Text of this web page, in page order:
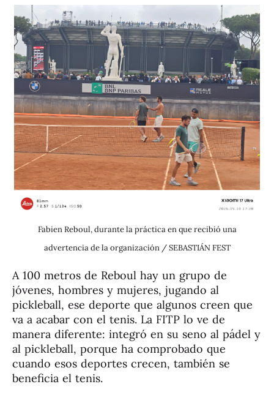
Fabien Reboul, durante la práctica en que recibió una
advertencia de la organización / SEBASTIÁN FEST
A 100 metros de Reboul hay un grupo de
jóvenes, hombres y mujeres, jugando al
pickleball, ese deporte que algunos creen que
va a acabar con el tenis. La FITP lo ve de
manera diferente: integró en su seno al pádel y
al pickleball, porque ha comprobado que
cuando esos deportes crecen, también se
beneficia el tenis.